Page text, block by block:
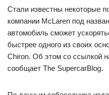
Стали известны некоторые
компании McLaren под
автомобиль сможет
быстрее одного из своих
Chiron. Об этом со ссылкой
сообщает The SupercarBlog.